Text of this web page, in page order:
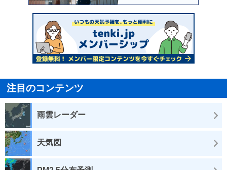
注目のコンテンツ
雨雲レーダー
天気図